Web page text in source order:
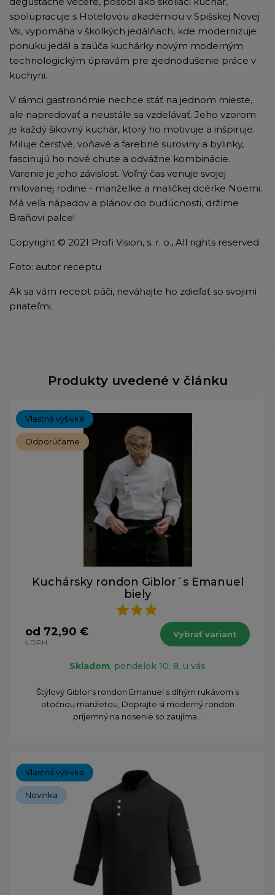
spolupracuje s Hotelovou akadémiou v Spišskej Novej
Vsi, vypomáha v školkých jedálňach, kde modernizuje
ponuku jedál a zaúča kuchárky novým moderným
technologickým úpravám pre zjednodušenie práce v
kuchyni.
V rámci gastronómie nechce stáť na jednom mieste,
ale napredovať a neustále sa vzdelávať. Jeho vzorom
je každý šikovný kuchár, ktorý ho motivuje a inšpiruje.
Miluje čerstvé, voňavé a farebné suroviny a bylinky,
fascinujú ho nové chute a odvážne kombinácie.
Varenie je jeho závislosť. Voľný čas venuje svojej
milovanej rodine - manželke a maličkej dcérke Noemi.
Má veľa nápadov a plánov do budúcnosti, držíme
Braňovi palce!
Copyright © 2021 Profi Vision, s. r. o., All rights reserved.
Foto: autor receptu
Ak sa vám recept páči, neváhajte ho zdieľať so svojimi
priateľmi.
Produkty uvedené v článku
Vlastná výšivka
Odporúčame
Kuchársky rondon Giblor´s Emanuel
biely
od 72,90 €
s DPH
Vybrať variant
Skladom, pondelok 10. 8. u vás
Štýlový Giblor's rondon Emanuel s dlhým rukávom s
otočnou manžetou, Doprajte si moderný rondon
príjemný na nosenie so zaujíma...
Vlastná výšivka
Novinka